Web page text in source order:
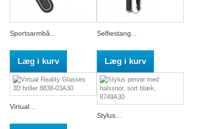
Sportsarmbå...
Læg i kurv
Selfiestang...
Læg i kurv
Virtual...
Stylus...